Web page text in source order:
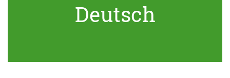
Deutsch